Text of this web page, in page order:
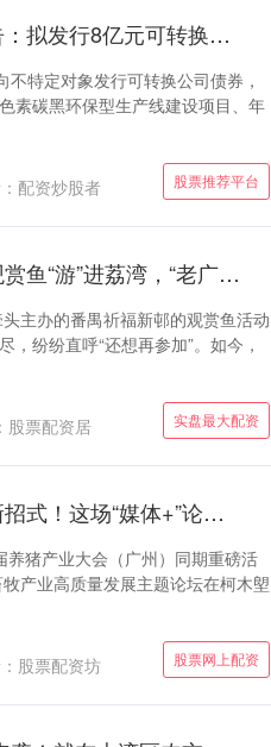
股票推荐平台 双乐股份最新公告：拟发行8亿元可转换公司债券
特定对象发行可转换公司债券，
素碳黑环保型生产线建设项目、年
股票推荐平台
配资炒股者
实盘最大配资 连玩两天！广州观赏鱼“游”进荔湾，“老广味”派对向社区传递温暖
主办的番禺祈福新邨的观赏鱼活动
纷纷直呼“还想再参加”。如今，
实盘最大配资
股票配资居
股票网上配资 解锁畜牧业增长新招式！这场“媒体+”论坛把品牌、流量、IP干货讲透了
猪产业大会（广州）同期重磅活
产业高质量发展主题论坛在柯木塱
股票网上配资
股票配资坊